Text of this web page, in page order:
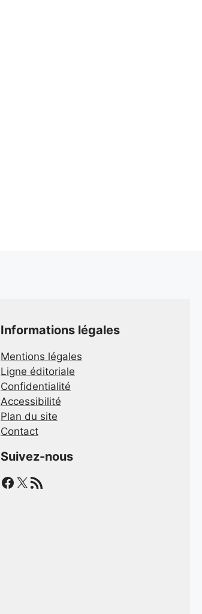
Informations légales
Mentions légales
Ligne éditoriale
Confidentialité
Accessibilité
Plan du site
Contact
Suivez-nous
Facebook
X Flux RSS